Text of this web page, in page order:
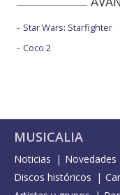
Star Wars: Starfighter
Coco 2
MUSICALIA
Noticias Novedades
Discos históricos